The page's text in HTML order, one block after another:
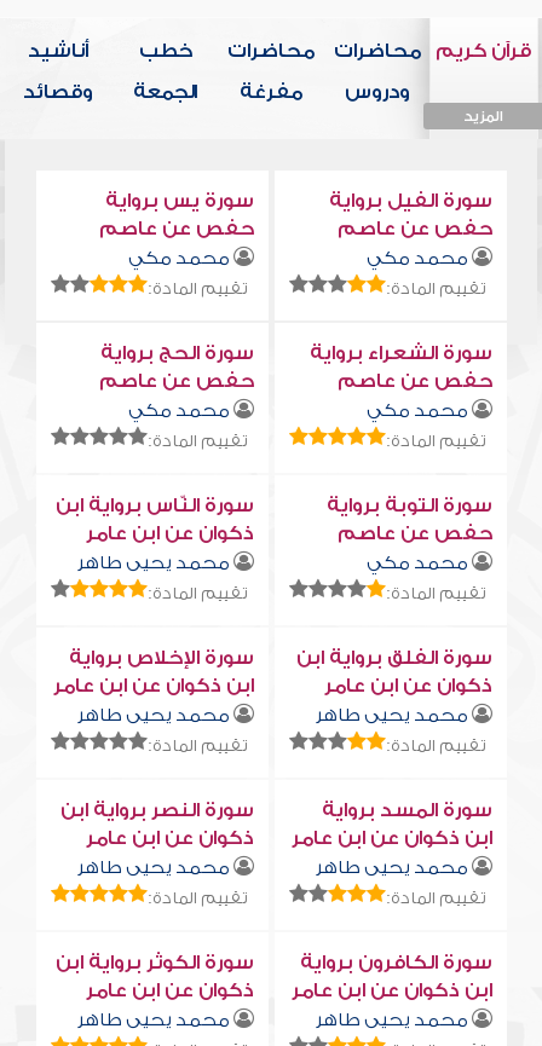
قرآن كريم
المزيد
محاضرات
ودروس
محاضرات
مفرغة
خطب
الجمعة
أناشيد
وقصائد
سورة الفيل برواية
حفص عن عاصم
محمد مكي
تقييم المادة:
سورة يس برواية
حفص عن عاصم
محمد مكي
تقييم المادة:
سورة الشعراء برواية
حفص عن عاصم
محمد مكي
تقييم المادة:
سورة الحج برواية
حفص عن عاصم
محمد مكي
تقييم المادة:
سورة التوبة برواية
حفص عن عاصم
محمد مكي
تقييم المادة:
سورة النّاس برواية ابن
ذكوان عن ابن عامر
محمد يحيى طاهر
تقييم المادة:
سورة الفلق برواية ابن
ذكوان عن ابن عامر
محمد يحيى طاهر
تقييم المادة:
سورة الإخلاص برواية
ابن ذكوان عن ابن عامر
محمد يحيى طاهر
تقييم المادة:
سورة المسد برواية
ابن ذكوان عن ابن عامر
محمد يحيى طاهر
تقييم المادة:
سورة النصر برواية ابن
ذكوان عن ابن عامر
محمد يحيى طاهر
تقييم المادة:
سورة الكافرون برواية
ابن ذكوان عن ابن عامر
محمد يحيى طاهر
سورة الكوثر برواية ابن
ذكوان عن ابن عامر
محمد يحيى طاهر